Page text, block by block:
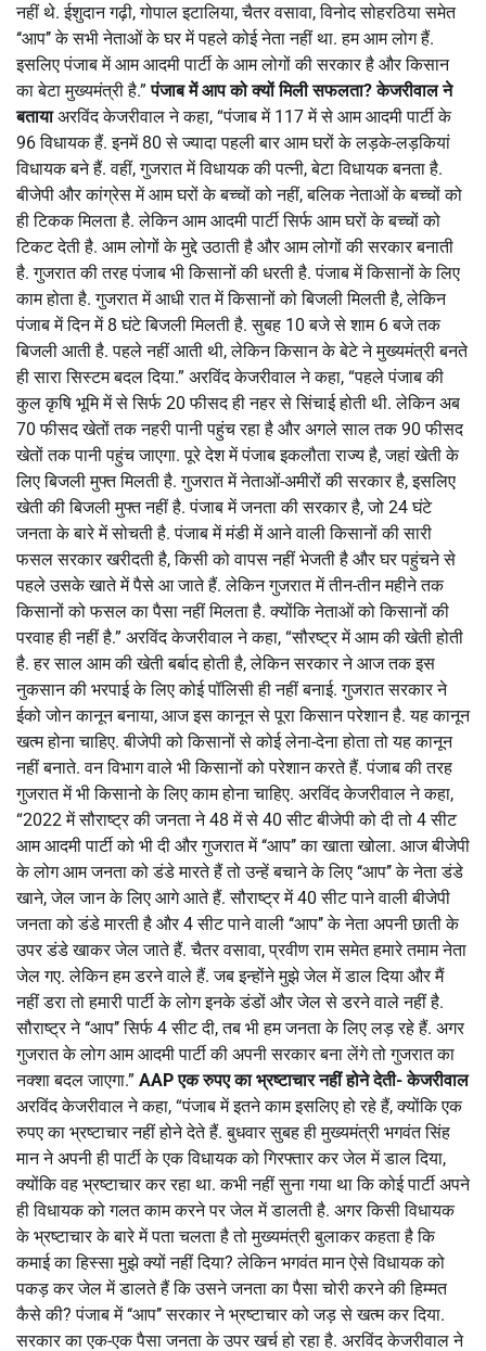
नहीं थे. ईशुदान गढ़ी, गोपाल इटालिया, चैतर वसावा, विनोद सोहरठिया समेत
‘‘आप’’ के सभी नेताओं के घर में पहले कोई नेता नहीं था. हम आम लोग हैं.
इसलिए पंजाब में आम आदमी पार्टी के आम लोगों की सरकार है और किसान
का बेटा मुख्यमंत्री है.”पंजाब में आप को क्यों मिली सफलता? केजरीवाल ने
बतायाअरविंद केजरीवाल ने कहा, “पंजाब में 117 में से आम आदमी पार्टी के
96 विधायक हैं. इनमें 80 से ज्यादा पहली बार आम घरों के लड़के-लड़कियां
विधायक बने हैं. वहीं, गुजरात में विधायक की पत्नी, बेटा विधायक बनता है.
बीजेपी और कांग्रेस में आम घरों के बच्चों को नहीं, बलिक नेताओं के बच्चों को
ही टिकक मिलता है. लेकिन आम आदमी पार्टी सिर्फ आम घरों के बच्चों को
टिकट देती है. आम लोगों के मुद्दे उठाती है और आम लोगों की सरकार बनाती
है. गुजरात की तरह पंजाब भी किसानों की धरती है. पंजाब में किसानों के लिए
काम होता है. गुजरात में आधी रात में किसानों को बिजली मिलती है, लेकिन
पंजाब में दिन में 8 घंटे बिजली मिलती है. सुबह 10 बजे से शाम 6 बजे तक
बिजली आती है. पहले नहीं आती थी, लेकिन किसान के बेटे ने मुख्यमंत्री बनते
ही सारा सिस्टम बदल दिया.” अरविंद केजरीवाल ने कहा, “पहले पंजाब की
कुल कृषि भूमि में से सिर्फ 20 फीसद ही नहर से सिंचाई होती थी. लेकिन अब
70 फीसद खेतों तक नहरी पानी पहुंच रहा है और अगले साल तक 90 फीसद
खेतों तक पानी पहुंच जाएगा. पूरे देश में पंजाब इकलौता राज्य है, जहां खेती के
लिए बिजली मुफ्त मिलती है. गुजरात में नेताओं-अमीरों की सरकार है, इसलिए
खेती की बिजली मुफ्त नहीं है. पंजाब में जनता की सरकार है, जो 24 घंटे
जनता के बारे में सोचती है. पंजाब में मंडी में आने वाली किसानों की सारी
फसल सरकार खरीदती है, किसी को वापस नहीं भेजती है और घर पहुंचने से
पहले उसके खाते में पैसे आ जाते हैं. लेकिन गुजरात में तीन-तीन महीने तक
किसानों को फसल का पैसा नहीं मिलता है. क्योंकि नेताओं को किसानों की
परवाह ही नहीं है.” अरविंद केजरीवाल ने कहा, “सौरष्ट्र में आम की खेती होती
है. हर साल आम की खेती बर्बाद होती है, लेकिन सरकार ने आज तक इस
नुकसान की भरपाई के लिए कोई पॉलिसी ही नहीं बनाई. गुजरात सरकार ने
ईको जोन कानून बनाया, आज इस कानून से पूरा किसान परेशान है. यह कानून
खत्म होना चाहिए. बीजेपी को किसानों से कोई लेना-देना होता तो यह कानून
नहीं बनाते. वन विभाग वाले भी किसानों को परेशान करते हैं. पंजाब की तरह
गुजरात में भी किसानो के लिए काम होना चाहिए. अरविंद केजरीवाल ने कहा,
“2022 में सौराष्ट्र की जनता ने 48 में से 40 सीट बीजेपी को दी तो 4 सीट
आम आदमी पार्टी को भी दी और गुजरात में ‘‘आप’’ का खाता खोला. आज बीजेपी
के लोग आम जनता को डंडे मारते हैं तो उन्हें बचाने के लिए ‘‘आप’’ के नेता डंडे
खाने, जेल जान के लिए आगे आते हैं. सौराष्ट्र में 40 सीट पाने वाली बीजेपी
जनता को डंडे मारती है और 4 सीट पाने वाली ‘‘आप’’ के नेता अपनी छाती के
उपर डंडे खाकर जेल जाते हैं. चैतर वसावा, प्रवीण राम समेत हमारे तमाम नेता
जेल गए. लेकिन हम डरने वाले हैं. जब इन्होंने मुझे जेल में डाल दिया और मैं
नहीं डरा तो हमारी पार्टी के लोग इनके डंडों और जेल से डरने वाले नहीं है.
सौराष्ट्र ने ‘‘आप’’ सिर्फ 4 सीट दी, तब भी हम जनता के लिए लड़ रहे हैं. अगर
गुजरात के लोग आम आदमी पार्टी की अपनी सरकार बना लेंगे तो गुजरात का
नक्शा बदल जाएगा.” AAP एक रुपए का भ्रष्टाचार नहीं होने देती- केजरीवाल
अरविंद केजरीवाल ने कहा, “पंजाब में इतने काम इसलिए हो रहे हैं, क्योंकि एक
रुपए का भ्रष्टाचार नहीं होने देते हैं. बुधवार सुबह ही मुख्यमंत्री भगवंत सिंह
मान ने अपनी ही पार्टी के एक विधायक को गिरफ्तार कर जेल में डाल दिया,
क्योंकि वह भ्रष्टाचार कर रहा था. कभी नहीं सुना गया था कि कोई पार्टी अपने
ही विधायक को गलत काम करने पर जेल में डालती है. अगर किसी विधायक
के भ्रष्टाचार के बारे में पता चलता है तो मुख्यमंत्री बुलाकर कहता है कि
कमाई का हिस्सा मुझे क्यों नहीं दिया? लेकिन भगवंत मान ऐसे विधायक को
पकड़ कर जेल में डालते हैं कि उसने जनता का पैसा चोरी करने की हिम्मत
कैसे की? पंजाब में ‘‘आप’’ सरकार ने भ्रष्टाचार को जड़ से खत्म कर दिया.
सरकार का एक-एक पैसा जनता के उपर खर्च हो रहा है. अरविंद केजरीवाल ने